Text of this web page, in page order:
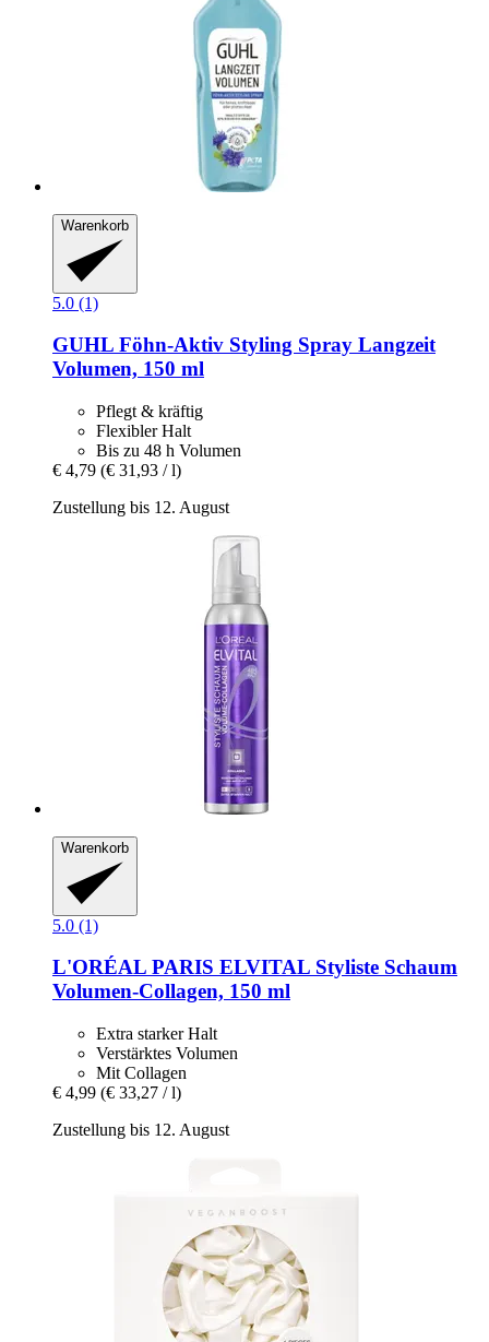
Warenkorb
5.0 (1)
GUHL Föhn-​Aktiv Styling Spray Langzeit
Volumen, 150 ml
Pflegt & kräftig
Flexibler Halt
Bis zu 48 h Volumen
€ 4,79 (€ 31,93 / l)
Zustellung bis 12. August
Warenkorb
5.0 (1)
L'ORÉAL PARIS ELVITAL Styliste Schaum
Volumen-​Collagen, 150 ml
Extra starker Halt
Verstärktes Volumen
Mit Collagen
€ 4,99 (€ 33,27 / l)
Zustellung bis 12. August